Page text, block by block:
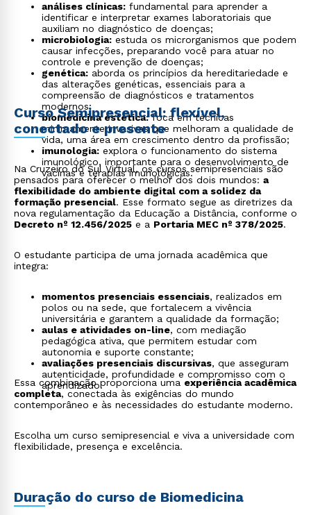
análises clínicas: fundamental para aprender a
identificar e interpretar exames laboratoriais que
auxiliam no diagnóstico de doenças;
microbiologia: estuda os microrganismos que podem
causar infecções, preparando você para atuar no
controle e prevenção de doenças;
genética: aborda os princípios da hereditariedade e
das alterações genéticas, essenciais para a
compreensão de diagnósticos e tratamentos
modernos;
biomedicina estética:foca em técnicas
minimamente invasivas que melhoram a qualidade de
vida, uma área em crescimento dentro da profissão;
imunologia: explora o funcionamento do sistema
imunológico, importante para o desenvolvimento de
vacinas e terapias imunológicas.
Curso Semipresencial: flexível,
conectado e presente
Na Cruzeiro do Sul Virtual, os cursos semipresenciais são
pensados para oferecer o melhor dos dois mundos: a
flexibilidade do ambiente digital com a solidez da
formação presencial. Esse formato segue as diretrizes da
nova regulamentação da Educação a Distância, conforme o
Decreto nº 12.456/2025 e a Portaria MEC nº 378/2025.
O estudante participa de uma jornada acadêmica que
integra:
momentos presenciais essenciais, realizados em
polos ou na sede, que fortalecem a vivência
universitária e garantem a qualidade da formação;
aulas e atividades on-line, com mediação
pedagógica ativa, que permitem estudar com
autonomia e suporte constante;
avaliações presenciais discursivas, que asseguram
autenticidade, profundidade e compromisso com o
aprendizado.
Essa combinação proporciona uma experiência acadêmica
completa, conectada às exigências do mundo
contemporâneo e às necessidades do estudante moderno.
Escolha um curso semipresencial e viva a universidade com
flexibilidade, presença e excelência.
Duração do curso de Biomedicina